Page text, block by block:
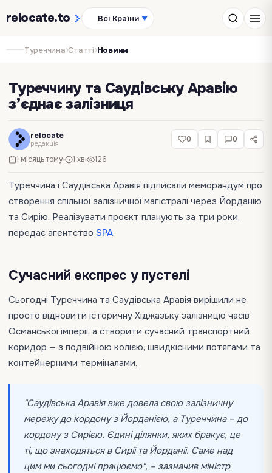
relocate.to Всі Країни ▼
Туреччина›Статті›Новини
Туреччину та Саудівську Аравію
з’єднає залізниця
relocate
редакція
1 місяць тому 1 хв 126
0 0
Туреччина і Саудівська Аравія підписали меморандум про
створення спільної залізничної магістралі через Йорданію
та Сирію. Реалізувати проєкт планують за три роки,
передає агентство SPA.
Сучасний експрес у пустелі
Сьогодні Туреччина та Саудівська Аравія вирішили не
просто відновити історичну Хіджазьку залізницю часів
Османської імперії, а створити сучасний транспортний
коридор — з подвійною колією, швидкісними потягами та
контейнерними терміналами.
"Саудівська Аравія вже довела свою залізничну
мережу до кордону з Йорданією, а Туреччина – до
кордону з Сирією. Єдині ділянки, яких бракує, це
ті, що знаходяться в Сирії та Йорданії. Саме над
цим ми сьогодні працюємо", – зазначив міністр